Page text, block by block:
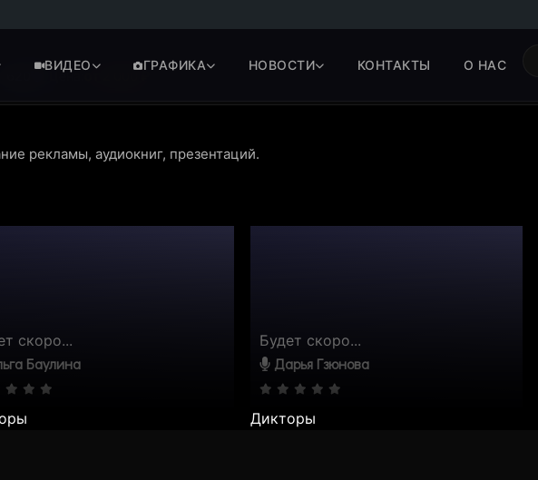
ВИДЕО ГРАФИКА НОВОСТИ КОНТАКТЫ О НАС
Цена:
рекламы, аудиокниг, презентаций.
Баулина
скоро...
Дарья Гзюнова
Будет скоро...
Дикторы